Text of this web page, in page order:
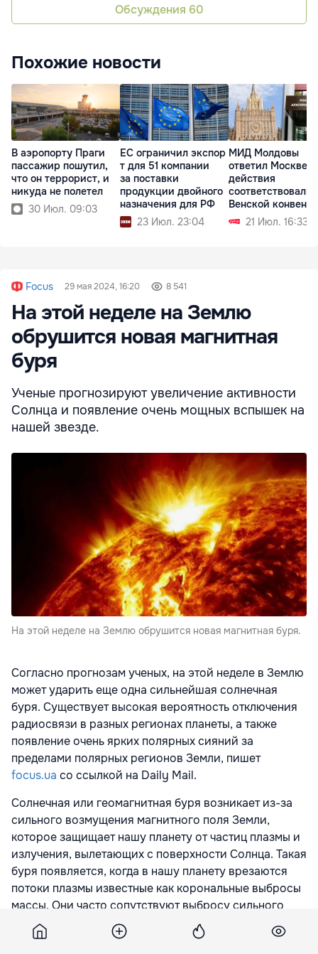
Обсуждения 60
Похожие новости
В аэропорту Праги
пассажир пошутил,
что он террорист, и
никуда не полетел
30 Июл. 09:03
ЕС ограничил экспор
т для 51 компании
за поставки
продукции двойного
назначения для РФ
23 Июл. 23:04
МИД Молдовы
ответил Москве:
действия
соответствовали
Венской
21 Июл. 16:33
Focus 29 мая 2024, 16:20 8 541
На этой неделе на Землю
обрушится новая магнитная
буря
Ученые прогнозируют увеличение активности
Солнца и появление очень мощных вспышек на
нашей звезде.
На этой неделе на Землю обрушится новая магнитная буря.
Согласно прогнозам ученых, на этой неделе в Землю
может ударить еще одна сильнейшая солнечная
буря. Существует высокая вероятность отключения
радиосвязи в разных регионах планеты, а также
появление очень ярких полярных сияний за
пределами полярных регионов Земли, пишет
focus.ua со ссылкой на Daily Mail.
Солнечная или геомагнитная буря возникает из-за
сильного возмущения магнитного поля Земли,
которое защищает нашу планету от частиц плазмы и
излучения, вылетающих с поверхности Солнца. Такая
буря появляется, когда в нашу планету врезаются
потоки плазмы известные как корональные выбросы
массы. Они часто сопутствуют выбросу сильного
излучения известного как солнечная вспышка.
Подобные события иногда приводят к временным